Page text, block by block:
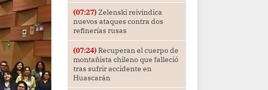
(07:27)Zelenski reivindica
nuevos ataques contra dos
refinerías rusas
(07:24)Recuperan el cuerpo de
montañista chileno que falleció
tras sufrir accidente en
Huascarán